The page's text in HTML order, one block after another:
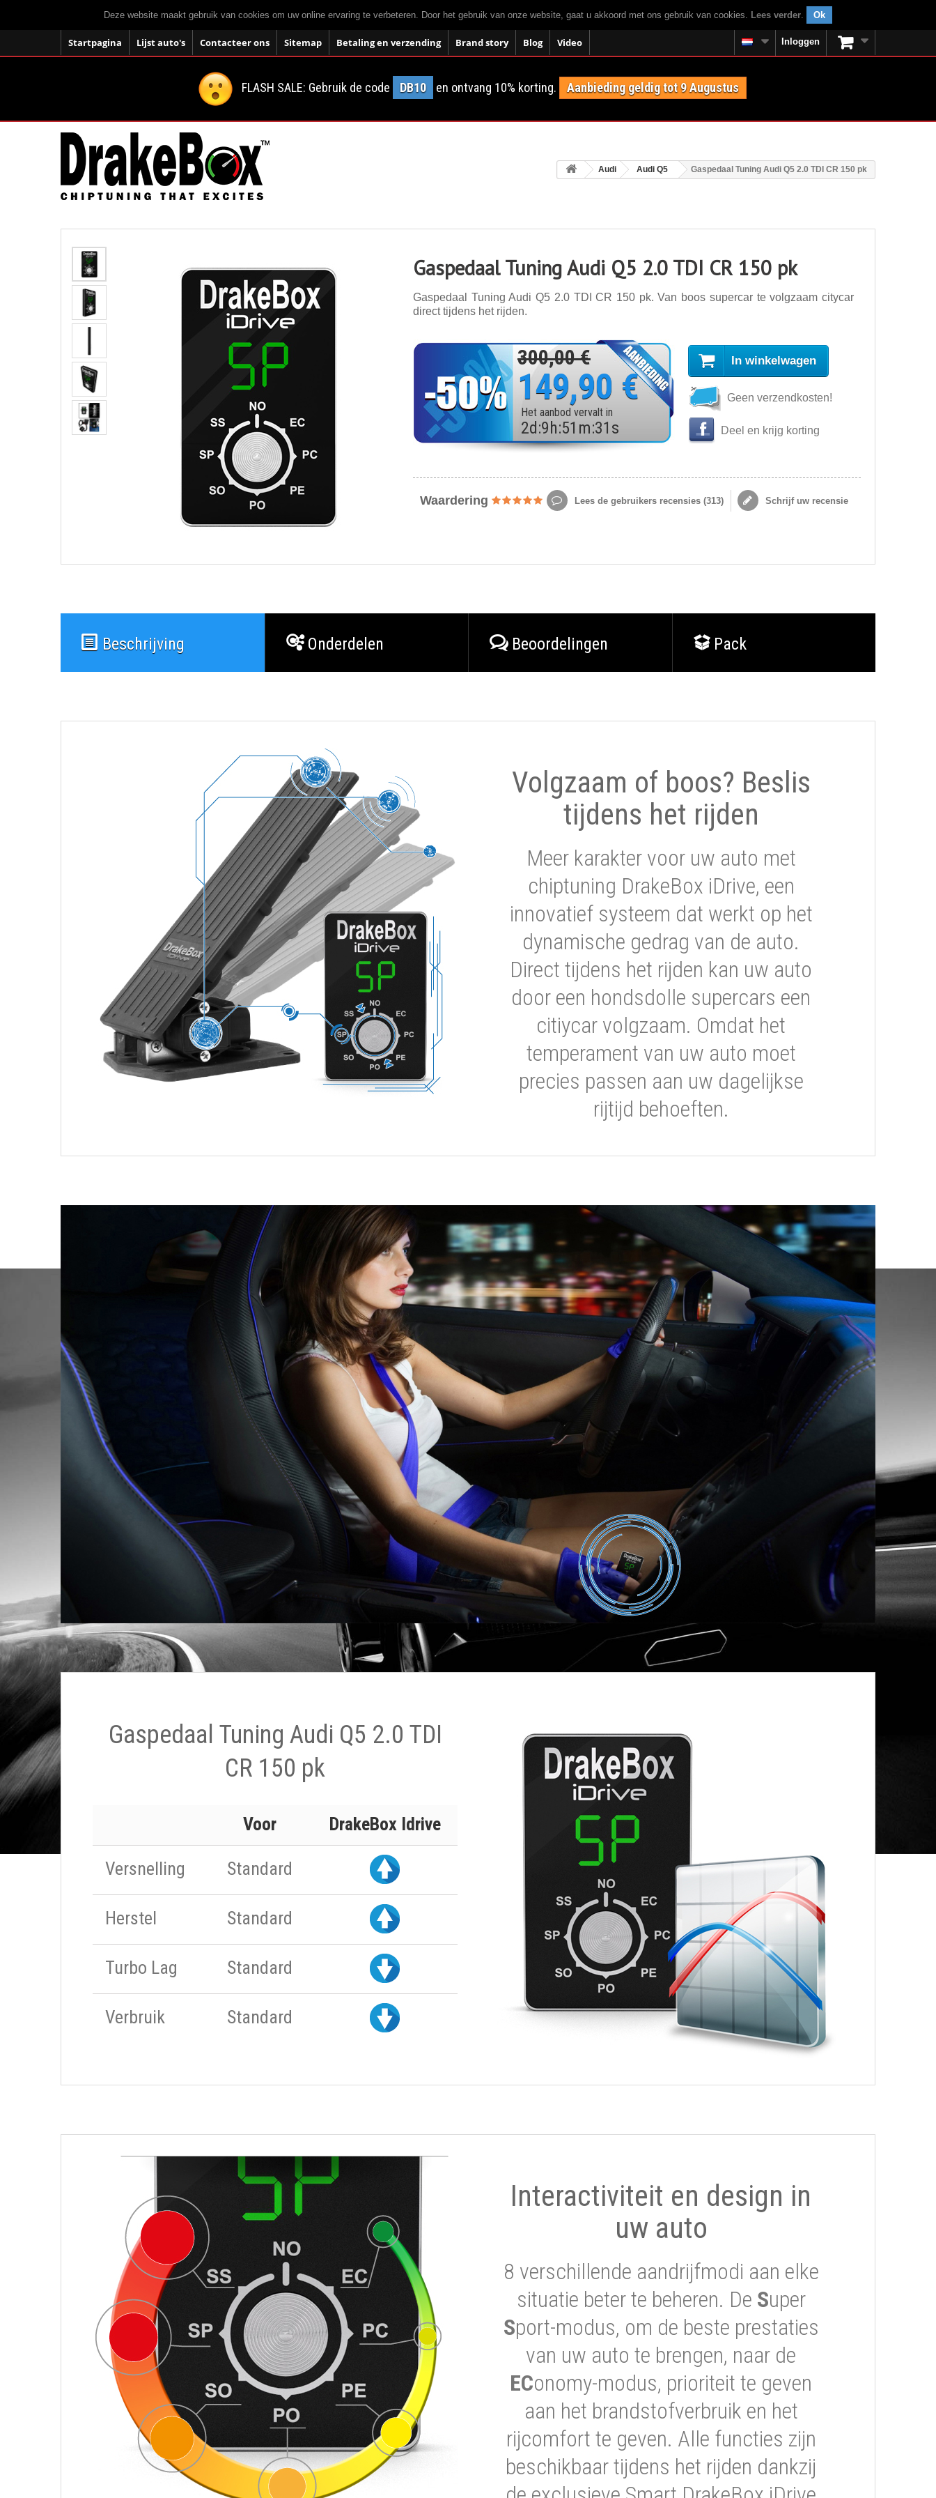
Deze website maakt gebruik van cookies om uw online ervaring te verbeteren. Door het gebruik van onze website, gaat u akkoord met ons gebruik van cookies. Lees verder. Ok
Startpagina Lijst auto's Contacteer ons Sitemap Betaling en verzending Brand story Blog Video Inloggen
FLASH SALE: Gebruik de code DB10 en ontvang 10% korting. Aanbieding geldig tot 9 Augustus
Audi Audi Q5 Gaspedaal Tuning Audi Q5 2.0 TDI CR 150 pk
Gaspedaal Tuning Audi Q5 2.0 TDI CR 150 pk
Gaspedaal Tuning Audi Q5 2.0 TDI CR 150 pk. Van boos supercar te volgzaam citycar
direct tijdens het rijden.
300,00 €
149,90 €
Het aanbod vervalt in
2d :9 h:51 m:29 s
In winkelwagen
Geen verzendkosten!
Deel en krijg korting
Waardering Lees de gebruikers recensies (313) Schrijf uw recensie
Beschrijving Onderdelen Beoordelingen Pack
Volgzaam of boos? Beslis
tijdens het rijden
Meer karakter voor uw auto met
chiptuning DrakeBox iDrive, een
innovatief systeem dat werkt op het
dynamische gedrag van de auto.
Direct tijdens het rijden kan uw auto
door een hondsdolle supercars een
citiycar volgzaam. Omdat het
temperament van uw auto moet
precies passen aan uw dagelijkse
rijtijd behoeften.
Gaspedaal Tuning Audi Q5 2.0 TDI
CR 150 pk
Voor DrakeBox Idrive
Versnelling Standard
Herstel Standard
Turbo Lag Standard
Verbruik Standard
Interactiviteit en design in
uw auto
8 verschillende aandrijfmodi aan elke
situatie beter te beheren. De Super
Sport-modus, om de beste prestaties
van uw auto te brengen, naar de
EConomy-modus, prioriteit te geven
aan het brandstofverbruik en het
rijcomfort te geven. Alle functies zijn
beschikbaar tijdens het rijden dankzij